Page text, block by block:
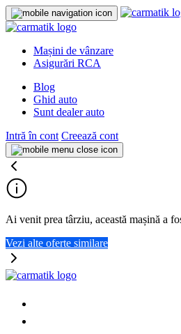
Mașini de vânzare
Asigurări RCA
Blog
Ghid auto
Sunt dealer auto
Intră în cont Creează cont
Ai venit prea târziu, această mașină a
Vezi alte oferte similare